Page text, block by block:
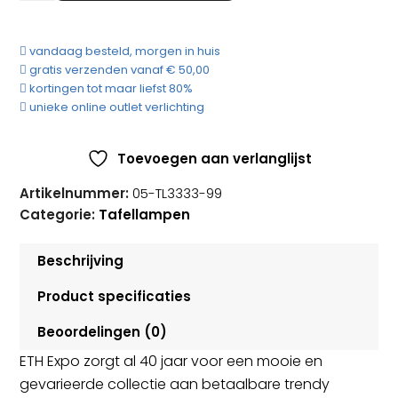
Minion
Beton
met
Opaal
vandaag besteld, morgen in huis
gratis verzenden vanaf € 50,00
kortingen tot maar liefst 80%
unieke online outlet verlichting
Toevoegen aan verlanglijst
Artikelnummer: 05-TL3333-99
Categorie: Tafellampen
Beschrijving
Product specificaties
Beoordelingen (0)
ETH Expo zorgt al 40 jaar voor een mooie en
gevarieerde collectie aan betaalbare trendy